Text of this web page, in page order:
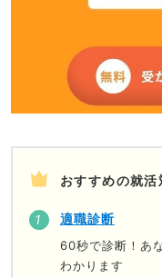
おすすめの就
適職診断
60秒で診断！あ
わかります